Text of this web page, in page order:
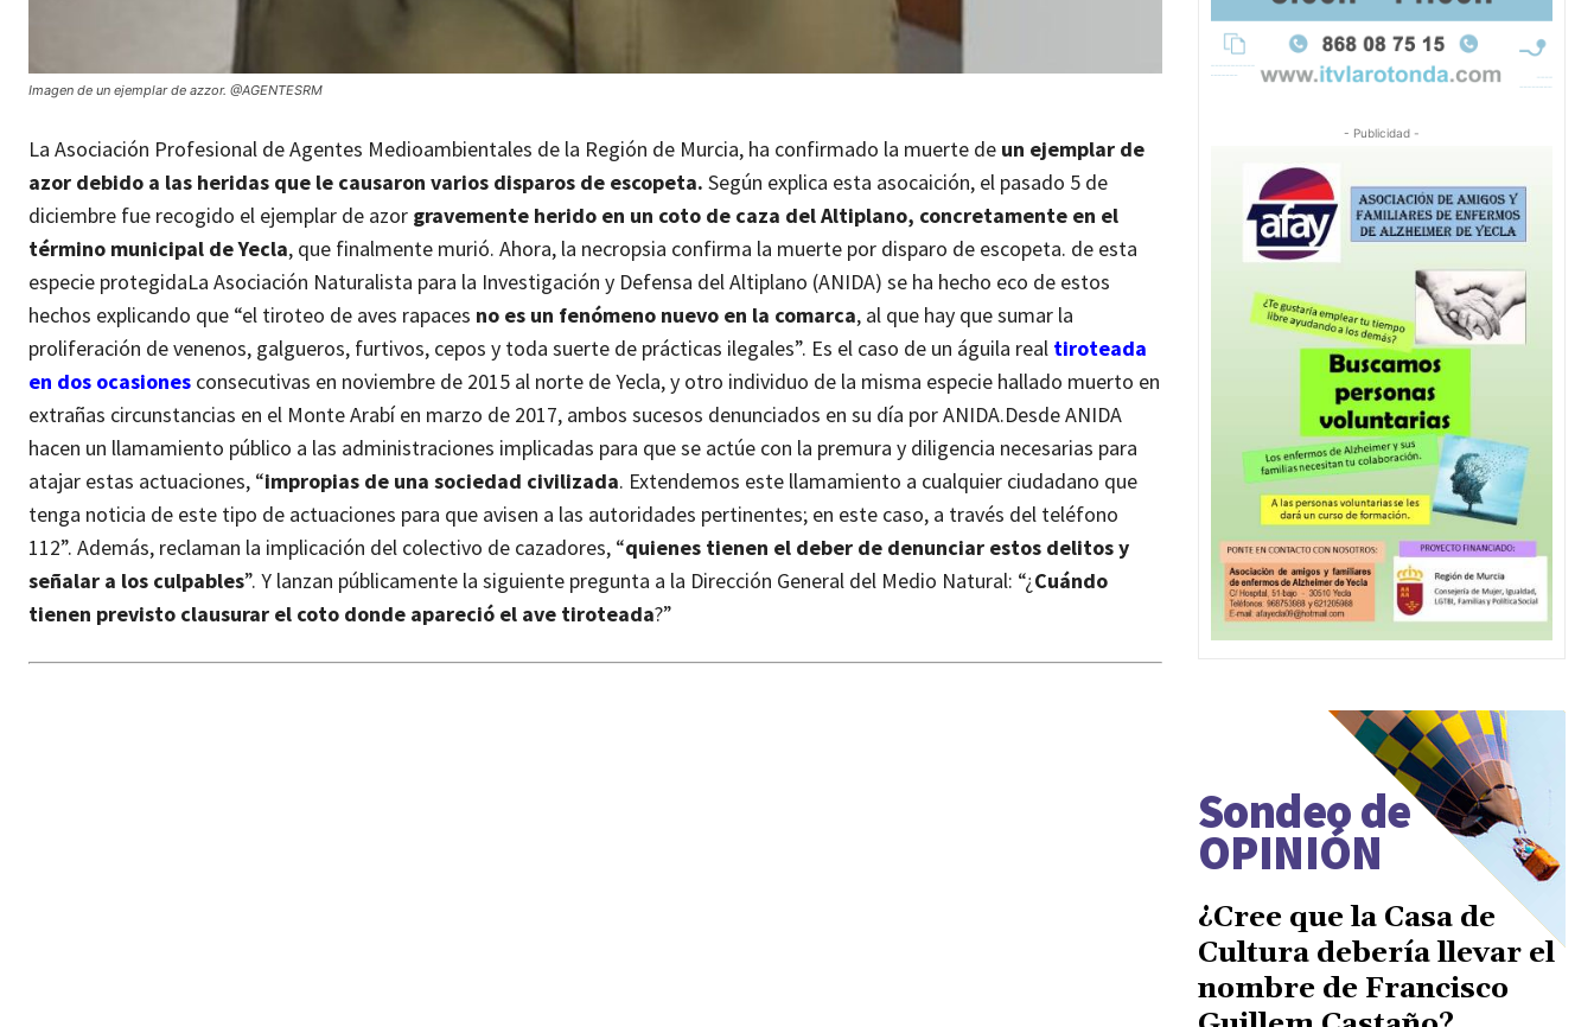
Imagen de un ejemplar de azzor. @AGENTESRM
La Asociación Profesional de Agentes Medioambientales de la Región de Murcia, ha confirmado la muerte de un ejemplar de
azor debido a las heridas que le causaron varios disparos de escopeta. Según explica esta asocaición, el pasado 5 de
diciembre fue recogido el ejemplar de azor gravemente herido en un coto de caza del Altiplano, concretamente en el
término municipal de Yecla, que finalmente murió. Ahora, la necropsia confirma la muerte por disparo de escopeta. de esta
especie protegidaLa Asociación Naturalista para la Investigación y Defensa del Altiplano (ANIDA) se ha hecho eco de estos
hechos explicando que “el tiroteo de aves rapaces no es un fenómeno nuevo en la comarca, al que hay que sumar la
proliferación de venenos, galgueros, furtivos, cepos y toda suerte de prácticas ilegales”. Es el caso de un águila real tiroteada
en dos ocasiones consecutivas en noviembre de 2015 al norte de Yecla, y otro individuo de la misma especie hallado muerto en
extrañas circunstancias en el Monte Arabí en marzo de 2017, ambos sucesos denunciados en su día por ANIDA.Desde ANIDA
hacen un llamamiento público a las administraciones implicadas para que se actúe con la premura y diligencia necesarias para
atajar estas actuaciones, “impropias de una sociedad civilizada. Extendemos este llamamiento a cualquier ciudadano que
tenga noticia de este tipo de actuaciones para que avisen a las autoridades pertinentes; en este caso, a través del teléfono
112”. Además, reclaman la implicación del colectivo de cazadores, “quienes tienen el deber de denunciar estos delitos y
señalar a los culpables”. Y lanzan públicamente la siguiente pregunta a la Dirección General del Medio Natural: “¿Cuándo
tienen previsto clausurar el coto donde apareció el ave tiroteada?”
- Publicidad -
Sondeo de
OPINIÓN
¿Cree que la Casa de
Cultura debería llevar el
nombre de Francisco